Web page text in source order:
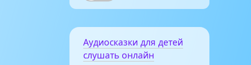
Аудиосказки для детей
слушать онлайн